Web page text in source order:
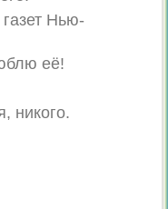
Нью-
её!
никого.